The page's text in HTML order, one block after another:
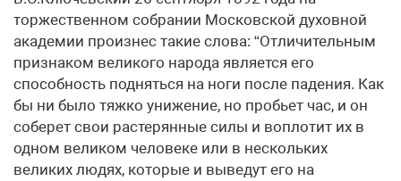
торжественном собрании Московской духовной
академии произнес такие слова: “Отличительным
признаком великого народа является его
способность подняться на ноги после падения. Как
бы ни было тяжко унижение, но пробьет час, и он
соберет свои растерянные силы и воплотит их в
одном великом человеке или в нескольких
великих людях, которые и выведут его на